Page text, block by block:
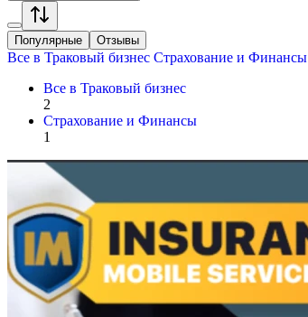
Популярные Отзывы
Все в Траковый бизнес Страхование и Финансы
Все в Траковый бизнес
2
Страхование и Финансы
1